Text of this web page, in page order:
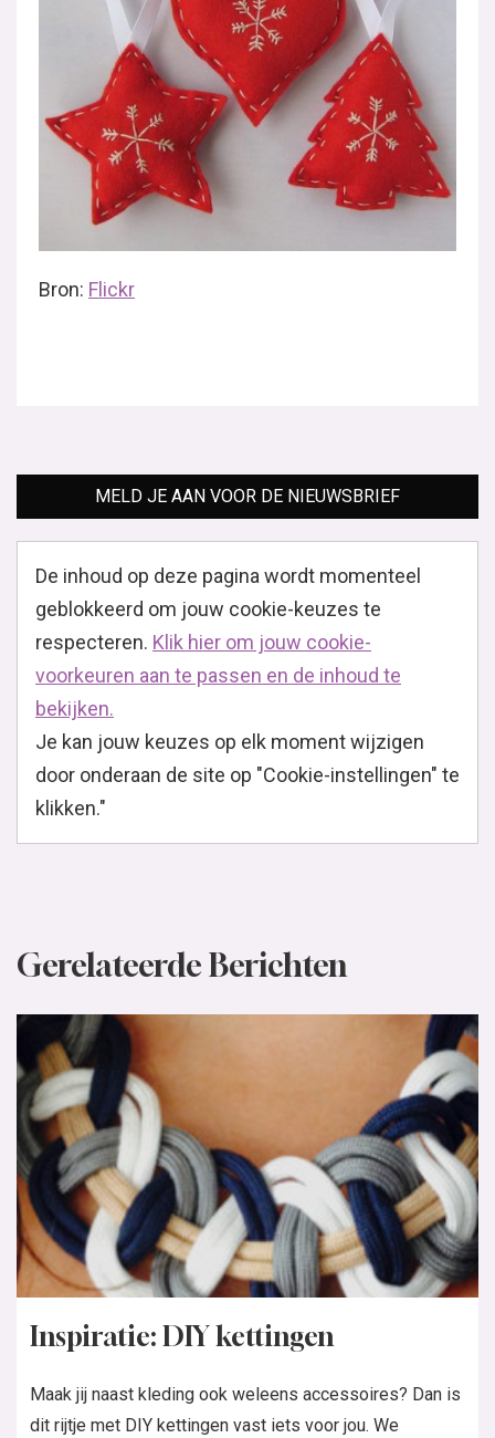
Bron: Flickr
MELD JE AAN VOOR DE NIEUWSBRIEF
De inhoud op deze pagina wordt momenteel
geblokkeerd om jouw cookie-keuzes te
respecteren. Klik hier om jouw cookie-
voorkeuren aan te passen en de inhoud te
bekijken.
Je kan jouw keuzes op elk moment wijzigen
door onderaan de site op "Cookie-instellingen" te
klikken."
Gerelateerde Berichten
Inspiratie: DIY kettingen
Maak jij naast kleding ook weleens accessoires? Dan is
dit rijtje met DIY kettingen vast iets voor jou. We